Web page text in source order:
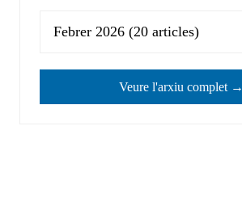
Febrer 2026 (20 articles)
Veure l'arxiu complet →